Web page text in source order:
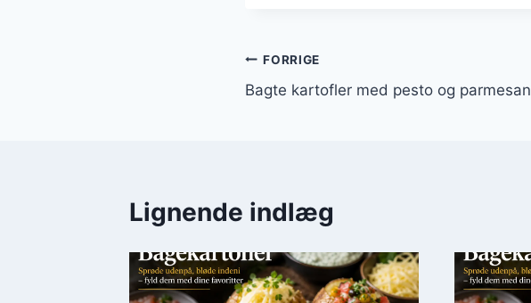
Indlægsnavigation
FORRIGE
Bagte kartofler med pesto og parmesan
Lignende indlæg